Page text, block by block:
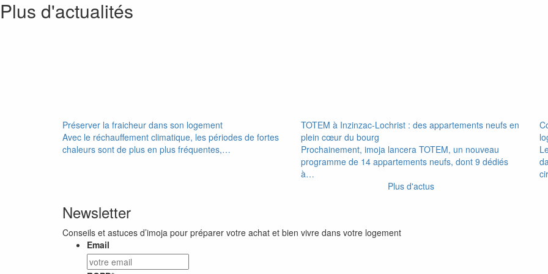
Plus d'actualités
Préserver la fraicheur dans son logement
Avec le réchauffement climatique, les périodes de fortes
chaleurs sont de plus en plus fréquentes,…
TOTEM à Inzinzac-Lochrist : des appartements neufs en
plein cœur du bourg
Prochainement, imoja lancera TOTEM, un nouveau
programme de 14 appartements neufs, dont 9 dédiés
à…
Plus d'actus
Newsletter
Conseils et astuces d’imoja pour préparer votre achat et bien vivre dans votre logement
Email